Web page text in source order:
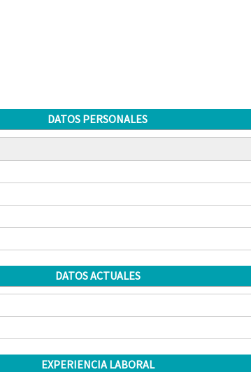
DATOS PERSONALES
DATOS ACTUALES
EXPERIENCIA LABORAL